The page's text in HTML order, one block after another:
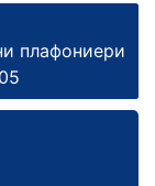
плафониери